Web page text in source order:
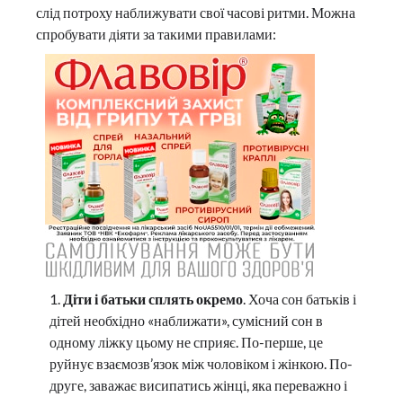
слід потроху наближувати свої часові ритми. Можна
спробувати діяти за такими правилами:
Діти і батьки сплять окремо . Хоча сон батьків і
дітей необхідно «наближати», сумісний сон в
одному ліжку цьому не сприяє. По-перше, це
руйнує взаємозв’язок між чоловіком і жінкою. По-
друге, заважає висипатись жінці, яка переважно і